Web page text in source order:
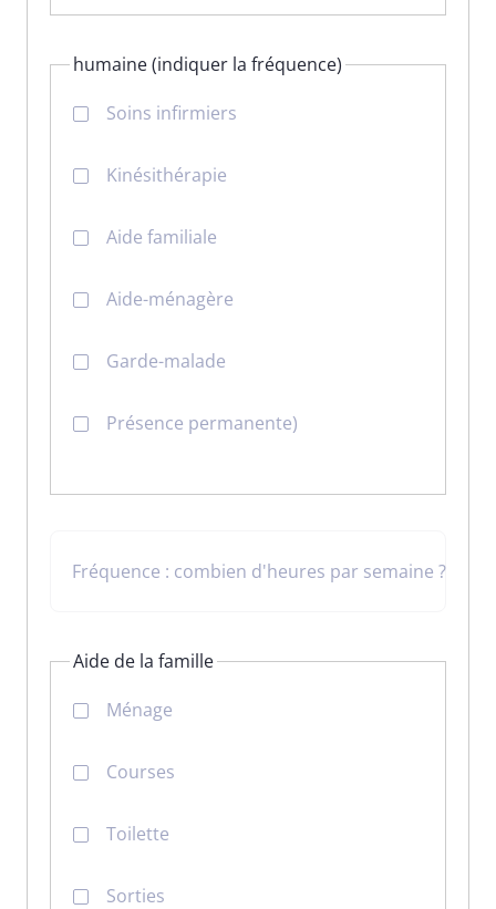
humaine (indiquer la fréquence)
Soins infirmiers
Kinésithérapie
Aide familiale
Aide-ménagère
Garde-malade
Présence permanente)
Fréquence : combien d'heures par semaine ?
Aide de la famille
Ménage
Courses
Toilette
Sorties